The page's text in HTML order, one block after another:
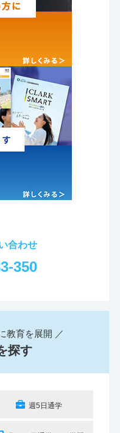
合わせ
350
教育を展開 ／
探す
週5日通学